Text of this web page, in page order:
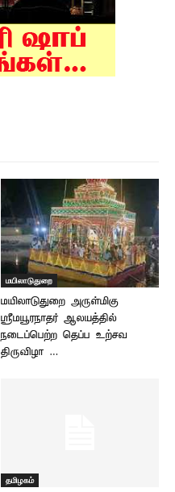
மயிலாடுதுறை
மயிலாடுதுறை அருள்மிகு
ஸ்ரீமயூரநாதர் ஆலயத்தில்
நடைப்பெற்ற தெப்ப உற்சவ
திருவிழா …
தமிழகம்